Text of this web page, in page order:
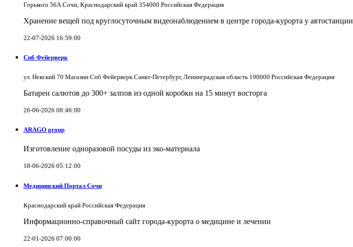
Горького 56А Сочи, Краснодарский край 354000 Российская Федерация
Хранение вещей под круглосуточным видеонаблюдением в центре города-курорта у
22-07-2026 16:59:00
Спб Фейерверк
ул. Невский 70 Магазин Спб Фейерверк Санкт-Петербург, Ленинградская область 190000 Российская Федерация
Батареи салютов до 300+ залпов из одной коробки на 15 минут восторга
26-06-2026 08:46:00
ARAGO group
Изготовление одноразовой посуды из эко-материала
18-06-2026 05:12:00
Медицинский Портал Сочи
Краснодарский край Российская Федерация
Информационно-справочный сайт города-курорта о медицине и лечении
22-01-2026 07:00:00